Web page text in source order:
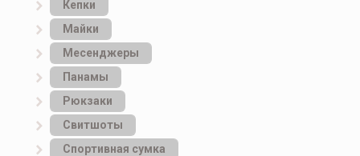
Кепки
Майки
Месенджеры
Панамы
Рюкзаки
Свитшоты
Спортивная сумка